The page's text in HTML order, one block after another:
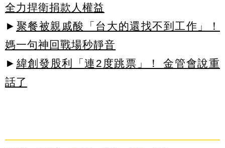
全力捍衛捐款人權益
► 聚餐被親戚酸「台大的還找不到工作」！
媽一句神回戰場秒靜音
► 緯創發股利「連2度跳票」！ 金管會說重
話了